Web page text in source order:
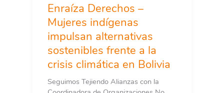
Enraíza Derechos –
Mujeres indígenas
impulsan alternativas
sostenibles frente a la
crisis climática en Bolivia
Seguimos Tejiendo Alianzas con la